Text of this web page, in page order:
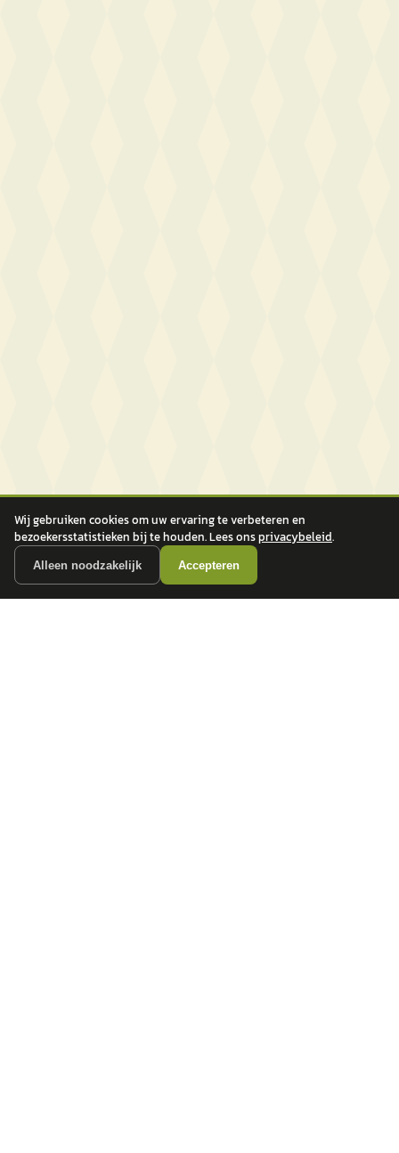
Wij gebruiken cookies om uw ervaring te verbeteren en
bezoekersstatistieken bij te houden. Lees onsprivacybeleid.
Alleen noodzakelijk Accepteren